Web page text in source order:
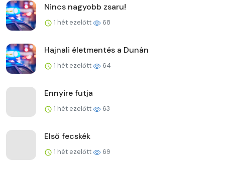
Nincs nagyobb zsaru!
1 hét ezelőtt 68
Hajnali életmentés a Dunán
1 hét ezelőtt 64
Ennyire futja
1 hét ezelőtt 63
Első fecskék
1 hét ezelőtt 69